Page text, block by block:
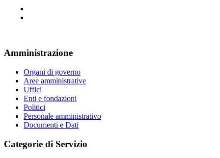
Amministrazione
Organi di governo
Aree amministrative
Uffici
Enti e fondazioni
Politici
Personale amministrativo
Documenti e Dati
Categorie di Servizio